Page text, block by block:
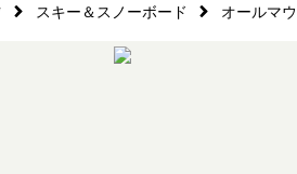
スキー＆スノーボード オールマ